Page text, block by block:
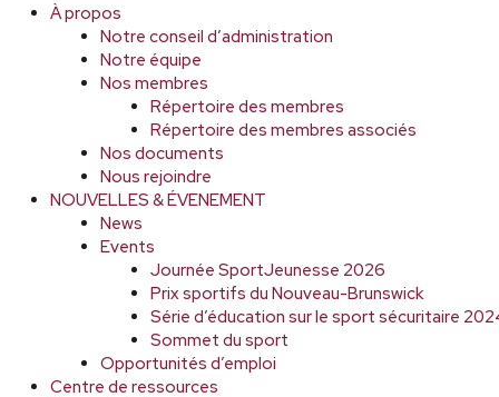
À propos
Notre conseil d’administration
Notre équipe
Nos membres
Répertoire des membres
Répertoire des membres associés
Nos documents
Nous rejoindre
NOUVELLES & ÉVENEMENT
News
Events
Journée SportJeunesse 2026
Prix sportifs du Nouveau-Brunswick
Série d’éducation sur le sport sécuritaire
Sommet du sport
Opportunités d’emploi
Centre de ressources